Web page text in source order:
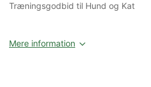
Træningsgodbid til Hund og Kat
Mere information